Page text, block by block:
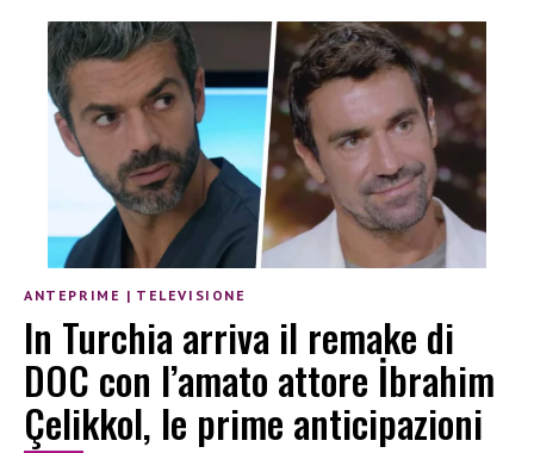
ANTEPRIME | TELEVISIONE
In Turchia arriva il remake di
DOC con l’amato attore İbrahim
Çelikkol, le prime anticipazioni